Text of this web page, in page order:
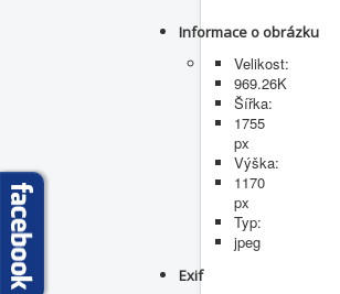
Informace o obrázku
Velikost:
969.26K
Šířka:
1755
px
Výška:
1170
px
Typ:
jpeg
Exif